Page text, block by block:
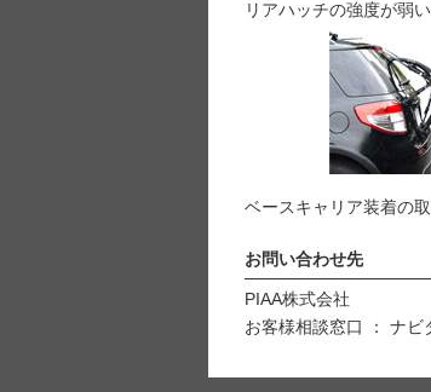
リアハッチの強度が弱
ベースキャリア装着の
お問い合わせ先
PIAA株式会社
お客様相談窓口 ： ナ